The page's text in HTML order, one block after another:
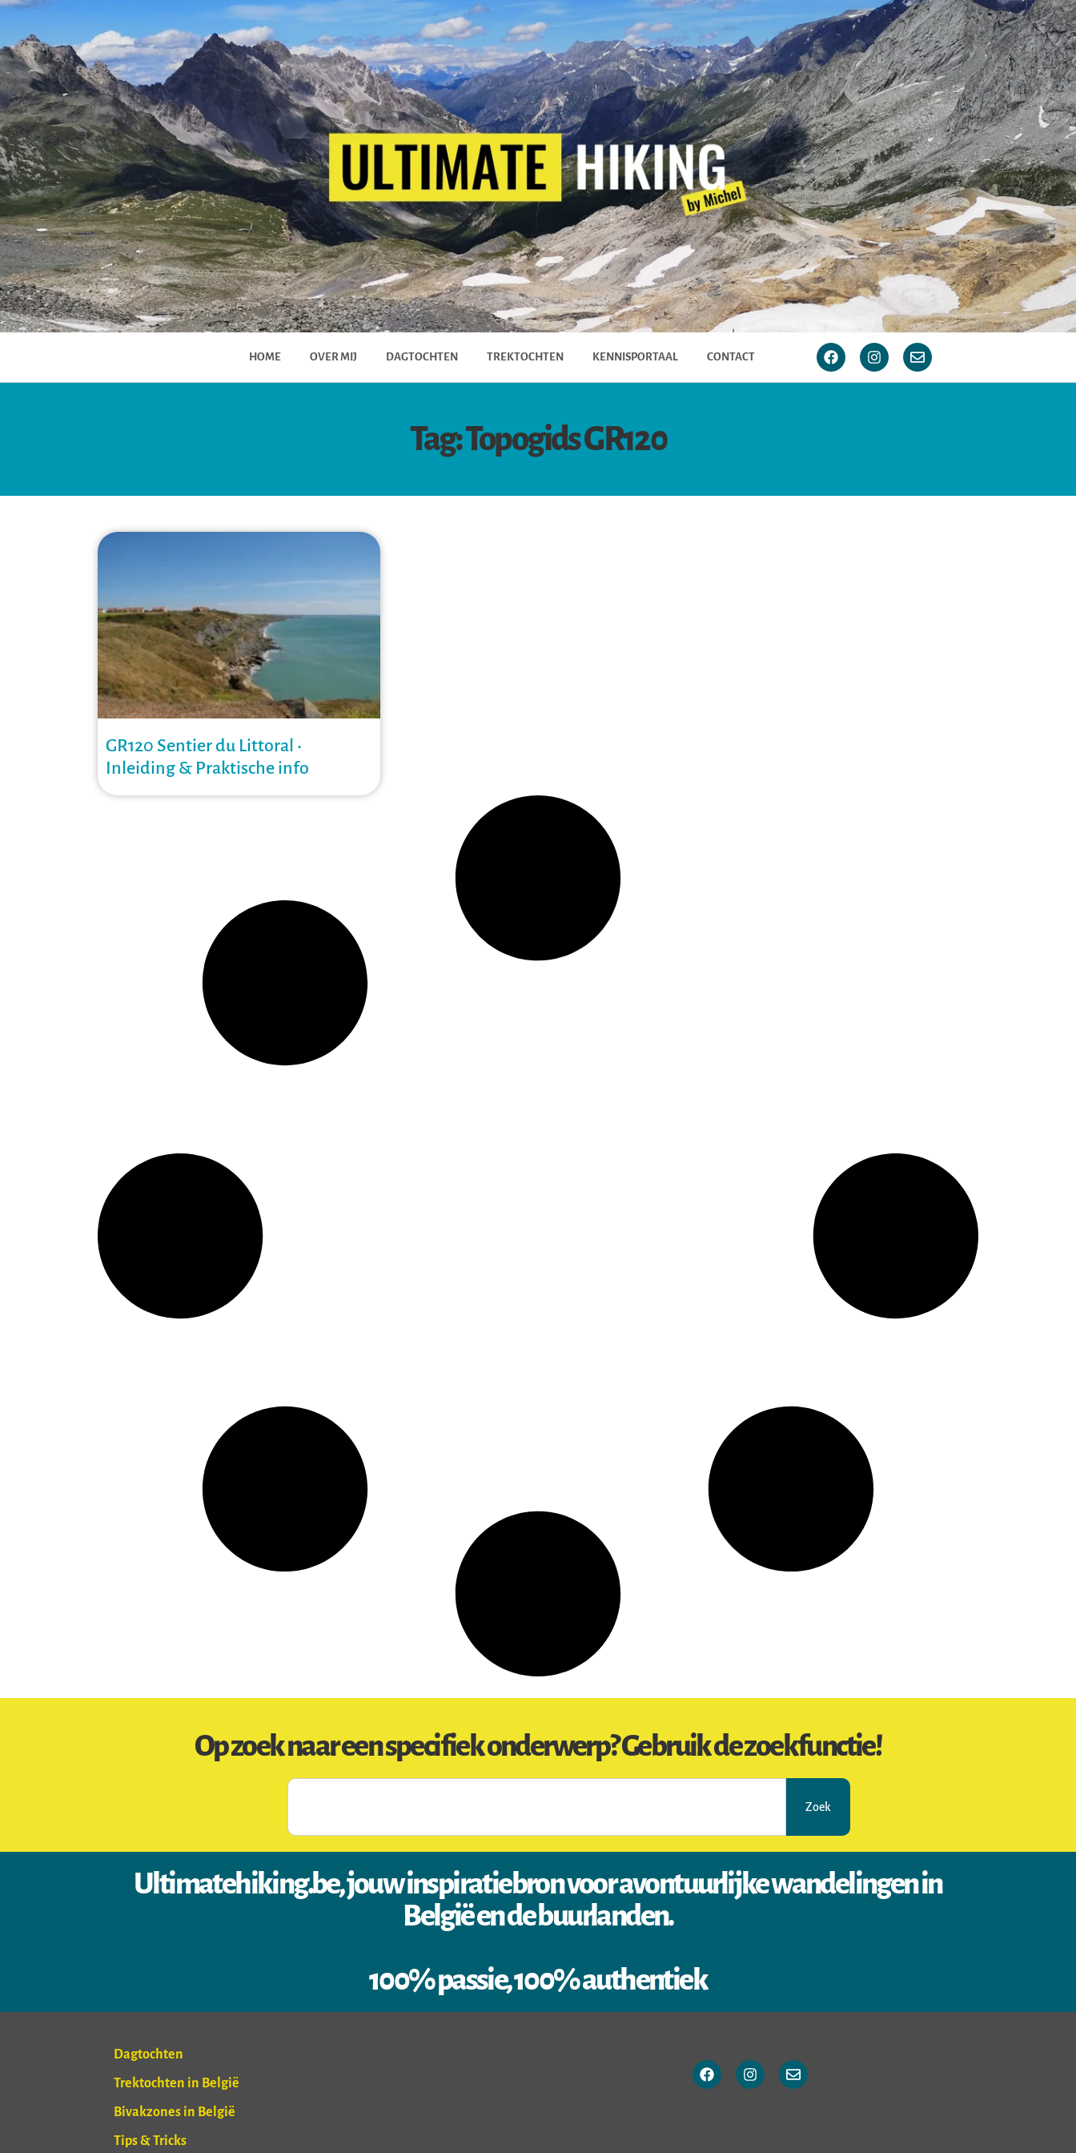
HOME OVER MIJ DAGTOCHTEN TREKTOCHTEN KENNISPORTAAL CONTACT
Tag: Topogids GR120
GR120 Sentier du Littoral •
Inleiding & Praktische info
Op zoek naar een specifiek onderwerp? Gebruik de zoekfunctie!
Zoek
Ultimatehiking.be, jouw inspiratiebron voor avontuurlijke wandelingen in
België en de buurlanden.
100% passie, 100% authentiek
Dagtochten
Trektochten in België
Bivakzones in België
Tips & Tricks